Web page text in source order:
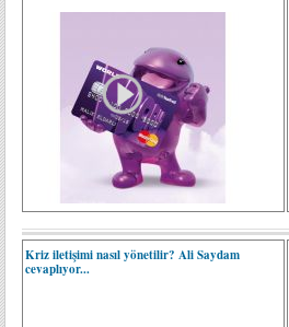
Kriz iletişimi nasıl yönetilir? Ali Saydam
cevaplıyor...